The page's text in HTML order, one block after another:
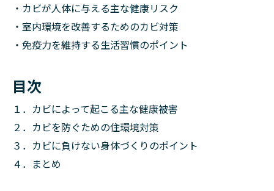
・カビが人体に与える主な健康リスク
・室内環境を改善するためのカビ対策
・免疫力を維持する生活習慣のポイント
目次
１．カビによって起こる主な健康被害
２．カビを防ぐための住環境対策
３．カビに負けない身体づくりのポイント
４．まとめ